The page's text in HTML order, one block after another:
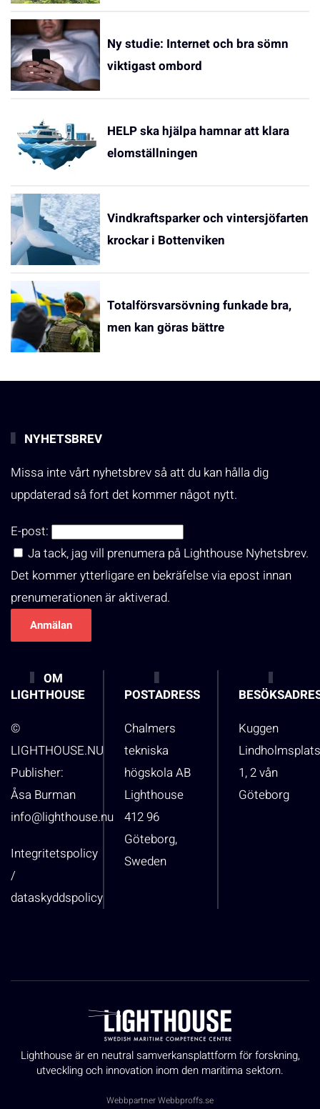
Ny studie: Internet och bra sömn
viktigast ombord
HELP ska hjälpa hamnar att klara
elomställningen
Vindkraftsparker och vintersjöfarten
krockar i Bottenviken
Totalförsvarsövning funkade bra,
men kan göras bättre
NYHETSBREV
Missa inte vårt nyhetsbrev så att du kan hålla dig
uppdaterad så fort det kommer något nytt.
E-post:
Ja tack, jag vill prenumera på Lighthouse Nyhetsbrev.
Det kommer ytterligare en bekräfelse via epost innan
prenumerationen är aktiverad.
OM
LIGHTHOUSE
©
LIGHTHOUSE.NU
Publisher:
Åsa Burman
info@lighthouse.nu
Integritetspolicy
/
dataskyddspolicy
POSTADRESS
Chalmers
tekniska
högskola AB
Lighthouse
412 96
Göteborg,
Sweden
Kuggen
1, 2 vån
Göteborg
Lighthouse är en neutral samverkansplattform för forskning,
utveckling och innovation inom den maritima sektorn.
WebbpartnerWebbproffs.se